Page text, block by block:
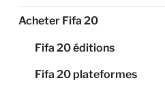
Acheter Fifa 20
Fifa 20 éditions
Fifa 20 plateformes